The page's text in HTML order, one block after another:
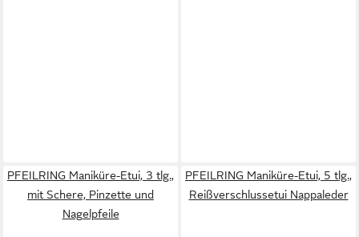
PFEILRING Maniküre-Etui, 3 tlg.,
mit Schere, Pinzette und
Nagelpfeile
PFEILRING Maniküre-Etui, 5 tlg.,
Reißverschlussetui Nappaleder